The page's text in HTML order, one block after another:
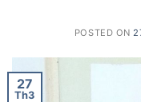
POSTED ON
27
Th3